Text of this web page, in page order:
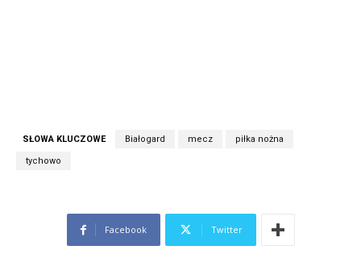
SŁOWA KLUCZOWE Białogard mecz piłka nożna
tychowo
Facebook Twitter